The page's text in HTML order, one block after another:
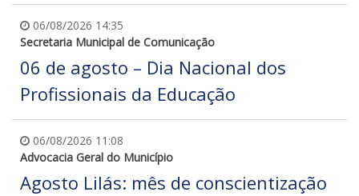
06/08/2026 14:35
Secretaria Municipal de Comunicação
06 de agosto – Dia Nacional dos
Profissionais da Educação
06/08/2026 11:08
Advocacia Geral do Município
Agosto Lilás: mês de conscientização